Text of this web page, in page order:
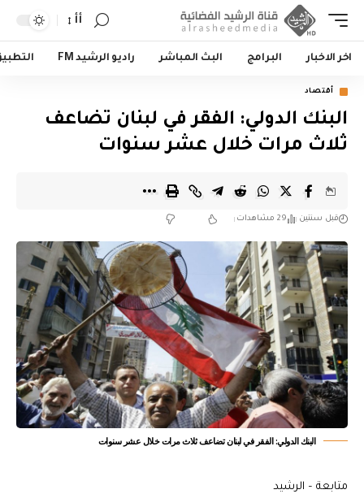
أأ
اخر الاخبار البرامج البث المباشر راديو الرشيد FM
أقتصاد
البنك الدولي: الفقر في لبنان تضاعف
ثلاث مرات خلال عشر سنوات
قبل سنتين 29 مشاهدات
البنك الدولي: الفقر في لبنان تضاعف ثلاث مرات خلال عشر سنوات
متابعة – الرشيد